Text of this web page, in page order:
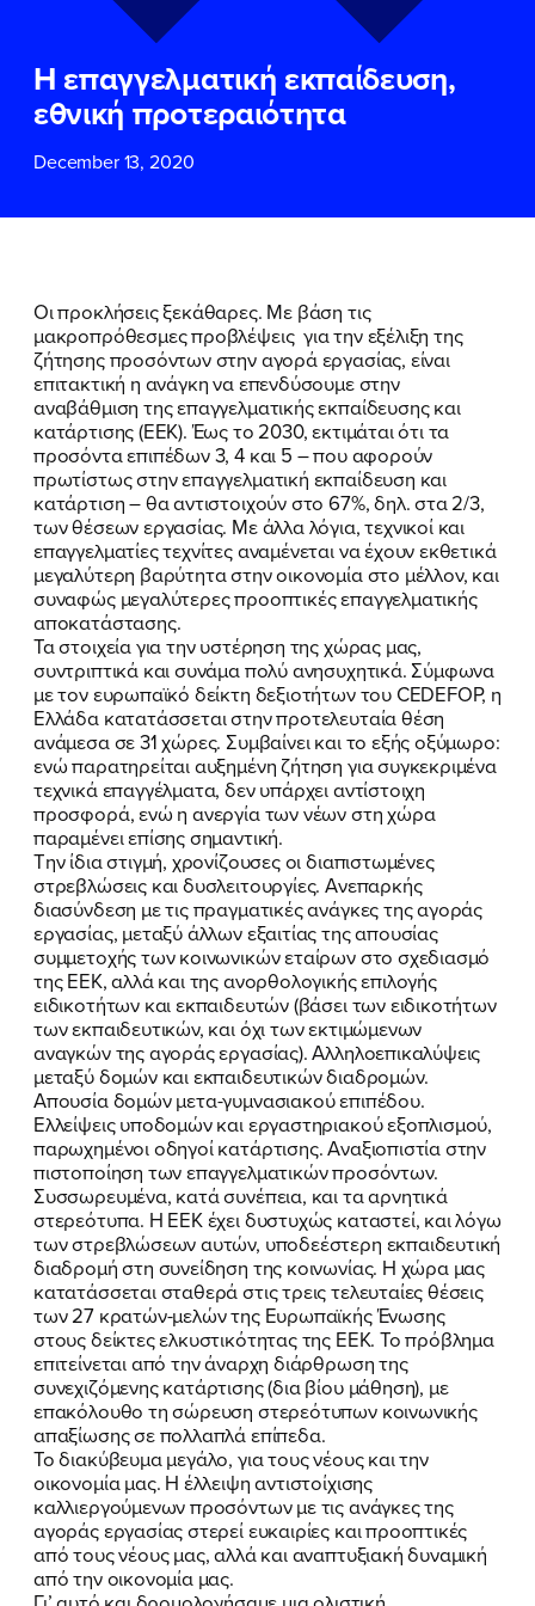
Η επαγγελματική εκπαίδευση,
εθνική προτεραιότητα
December 13, 2020
Οι προκλήσεις ξεκάθαρες. Με βάση τις
μακροπρόθεσμες προβλέψεις για την εξέλιξη της
ζήτησης προσόντων στην αγορά εργασίας, είναι
επιτακτική η ανάγκη να επενδύσουμε στην
αναβάθμιση της επαγγελματικής εκπαίδευσης και
κατάρτισης (ΕΕΚ). Έως το 2030, εκτιμάται ότι τα
προσόντα επιπέδων 3, 4 και 5 – που αφορούν
πρωτίστως στην επαγγελματική εκπαίδευση και
κατάρτιση – θα αντιστοιχούν στο 67%, δηλ. στα 2/3,
των θέσεων εργασίας. Με άλλα λόγια, τεχνικοί και
επαγγελματίες τεχνίτες αναμένεται να έχουν εκθετικά
μεγαλύτερη βαρύτητα στην οικονομία στο μέλλον, και
συναφώς μεγαλύτερες προοπτικές επαγγελματικής
αποκατάστασης.
Τα στοιχεία για την υστέρηση της χώρας μας,
συντριπτικά και συνάμα πολύ ανησυχητικά. Σύμφωνα
με τον ευρωπαϊκό δείκτη δεξιοτήτων του CEDEFOP, η
Ελλάδα κατατάσσεται στην προτελευταία θέση
ανάμεσα σε 31 χώρες. Συμβαίνει και το εξής οξύμωρο:
ενώ παρατηρείται αυξημένη ζήτηση για συγκεκριμένα
τεχνικά επαγγέλματα, δεν υπάρχει αντίστοιχη
προσφορά, ενώ η ανεργία των νέων στη χώρα
παραμένει επίσης σημαντική.
Την ίδια στιγμή, χρονίζουσες οι διαπιστωμένες
στρεβλώσεις και δυσλειτουργίες. Ανεπαρκής
διασύνδεση με τις πραγματικές ανάγκες της αγοράς
εργασίας, μεταξύ άλλων εξαιτίας της απουσίας
συμμετοχής των κοινωνικών εταίρων στο σχεδιασμό
της ΕΕΚ, αλλά και της ανορθολογικής επιλογής
ειδικοτήτων και εκπαιδευτών (βάσει των ειδικοτήτων
των εκπαιδευτικών, και όχι των εκτιμώμενων
αναγκών της αγοράς εργασίας). Αλληλοεπικαλύψεις
μεταξύ δομών και εκπαιδευτικών διαδρομών.
Απουσία δομών μετα-γυμνασιακού επιπέδου.
Ελλείψεις υποδομών και εργαστηριακού εξοπλισμού,
παρωχημένοι οδηγοί κατάρτισης. Αναξιοπιστία στην
πιστοποίηση των επαγγελματικών προσόντων.
Συσσωρευμένα, κατά συνέπεια, και τα αρνητικά
στερεότυπα. Η ΕΕΚ έχει δυστυχώς καταστεί, και λόγω
των στρεβλώσεων αυτών, υποδεέστερη εκπαιδευτική
διαδρομή στη συνείδηση της κοινωνίας. Η χώρα μας
κατατάσσεται σταθερά στις τρεις τελευταίες θέσεις
των 27 κρατών-μελών της Ευρωπαϊκής Ένωσης
στους δείκτες ελκυστικότητας της ΕΕΚ. Το πρόβλημα
επιτείνεται από την άναρχη διάρθρωση της
συνεχιζόμενης κατάρτισης (δια βίου μάθηση), με
επακόλουθο τη σώρευση στερεότυπων κοινωνικής
απαξίωσης σε πολλαπλά επίπεδα.
Το διακύβευμα μεγάλο, για τους νέους και την
οικονομία μας. Η έλλειψη αντιστοίχισης
καλλιεργούμενων προσόντων με τις ανάγκες της
αγοράς εργασίας στερεί ευκαιρίες και προοπτικές
από τους νέους μας, αλλά και αναπτυξιακή δυναμική
από την οικονομία μας.
ΕΠΙΘΕΤΟ*
ΤΗΛΕΦΩΝΟ*
EMAIL
Δεδομένων
και τους τους
Χρήσηςτου δικτυακού τόπου του
Πολιτικού Γραφείου της Βουλευτού
Νίκης Κεραμέως
ΥΠΟΒΟΛΗ
ΕΠΙΘΕΤΟ*
ΤΗΛΕΦΩΝΟ
EMAIL
Δεδομένων
και τους τους
Χρήσηςτου δικτυακού τόπου του
Πολιτικού Γραφείου της Βουλευτού
Νίκης Κεραμέως
ΥΠΟΒΟΛΗ